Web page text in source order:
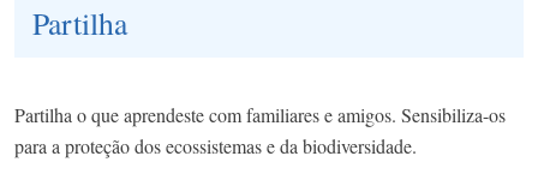
Partilha
Partilha o que aprendeste com familiares e amigos. Sensibiliza-os
para a proteção dos ecossistemas e da biodiversidade.